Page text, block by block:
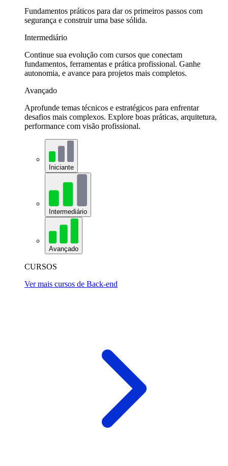
Fundamentos práticos para dar os primeiros passos com
segurança e construir uma base sólida.
Intermediário
Continue sua evolução com cursos que conectam
fundamentos, ferramentas e prática profissional. Ganhe
autonomia, e avance para projetos mais completos.
Avançado
Aprofunde temas técnicos e estratégicos para enfrentar
desafios mais complexos. Explore boas práticas, arquitetura,
performance com visão profissional.
Iniciante
Intermediário
Avançado
CURSOS
Ver mais cursos de Back-end